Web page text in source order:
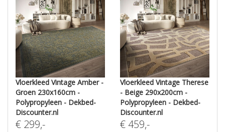
Vloerkleed Vintage Amber -
Groen 230x160cm -
Polypropyleen - Dekbed-
Discounter.nl
€ 299,-
Vloerkleed Vintage Therese
- Beige 290x200cm -
Polypropyleen - Dekbed-
Discounter.nl
€ 459,-